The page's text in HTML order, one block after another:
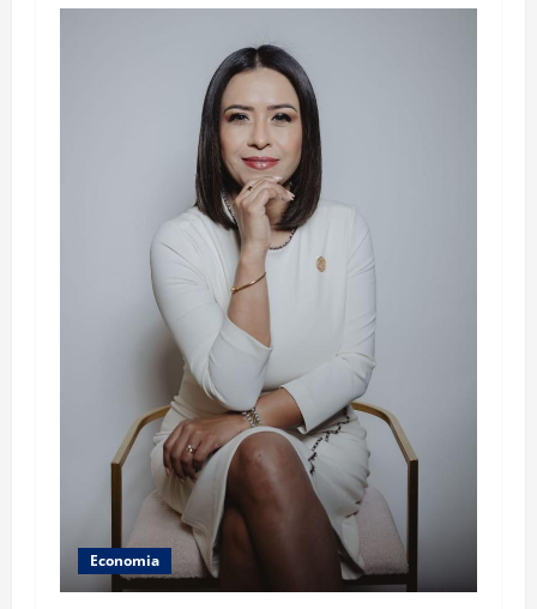
Economia